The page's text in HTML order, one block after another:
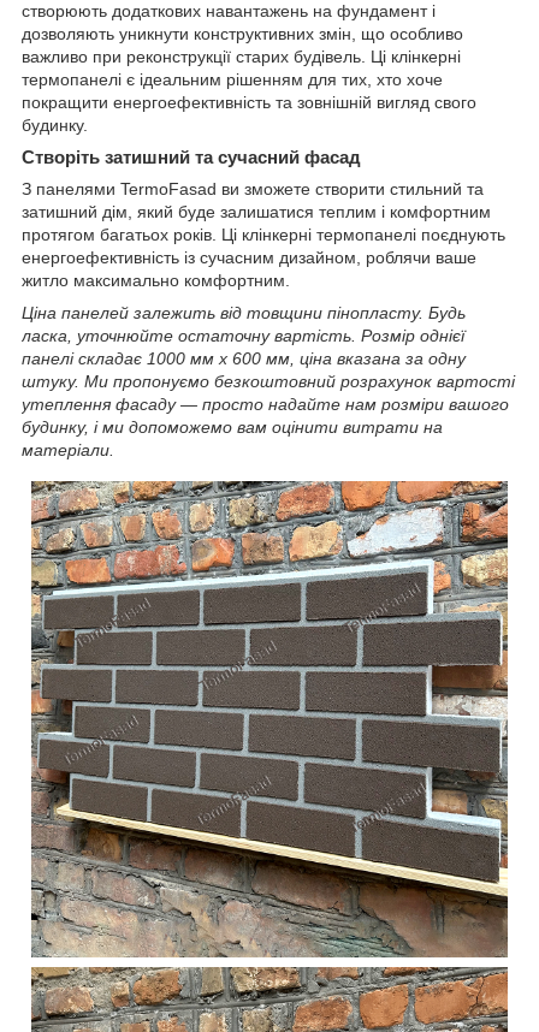
створюють додаткових навантажень на фундамент і
дозволяють уникнути конструктивних змін, що особливо
важливо при реконструкції старих будівель. Ці клінкерні
термопанелі є ідеальним рішенням для тих, хто хоче
покращити енергоефективність та зовнішній вигляд свого
будинку.
Створіть затишний та сучасний фасад
З панелями TermoFasad ви зможете створити стильний та
затишний дім, який буде залишатися теплим і комфортним
протягом багатьох років. Ці клінкерні термопанелі поєднують
енергоефективність із сучасним дизайном, роблячи ваше
житло максимально комфортним.
Ціна панелей залежить від товщини пінопласту. Будь
ласка, уточнюйте остаточну вартість. Розмір однієї
панелі складає 1000 мм x 600 мм, ціна вказана за одну
штуку. Ми пропонуємо безкоштовний розрахунок вартості
утеплення фасаду — просто надайте нам розміри вашого
будинку, і ми допоможемо вам оцінити витрати на
матеріали.